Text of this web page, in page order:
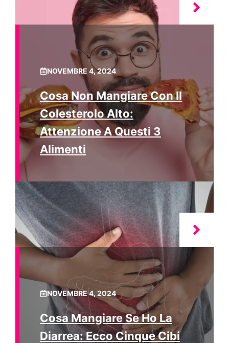
NOVEMBRE 4, 2024
Cosa Non Mangiare Con Il
Colesterolo Alto:
Attenzione A Questi 3
Alimenti
NOVEMBRE 4, 2024
Cosa Mangiare Se Ho La
Diarrea: Ecco Cinque Cibi